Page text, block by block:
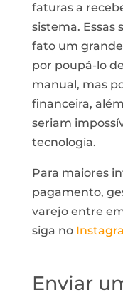
faturas a
sistema. Essas
fato um
por poupá-lo
manual, mas
financeira,
seriam
tecnologia.
Para maiores
pagamento,
varejo entre
siga no
Enviar